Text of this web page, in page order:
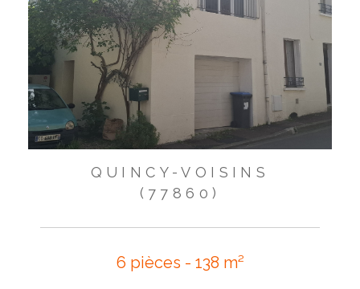
QUINCY-VOISINS
(77860)
6 pièces - 138 m²